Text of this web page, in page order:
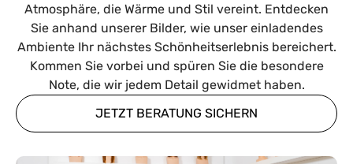
Atmosphäre, die Wärme und Stil vereint. Entdecken
Sie anhand unserer Bilder, wie unser einladendes
Ambiente Ihr nächstes Schönheitserlebnis bereichert.
Kommen Sie vorbei und spüren Sie die besondere
Note, die wir jedem Detail gewidmet haben.
JETZT BERATUNG SICHERN